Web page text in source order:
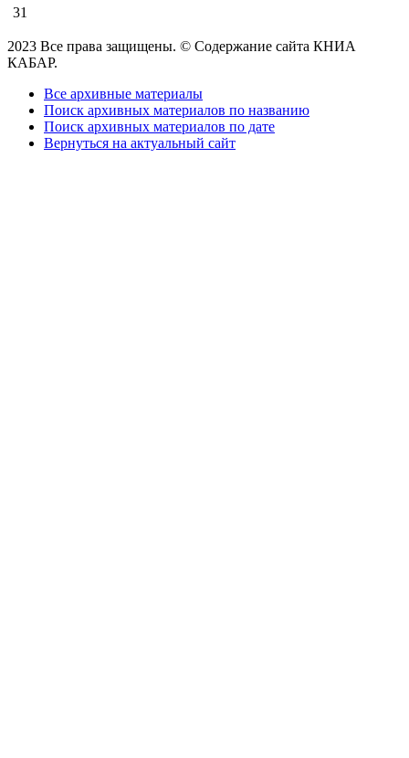
31
2023 Все права защищены. © Содержание сайта КНИА
КАБАР.
Все архивные материалы
Поиск архивных материалов по названию
Поиск архивных материалов по дате
Вернуться на актуальный сайт